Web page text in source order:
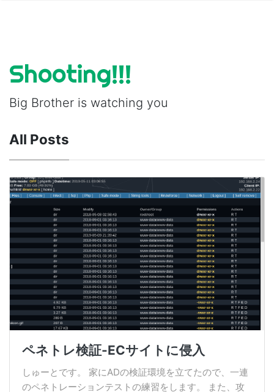
Shooting!!!
Big Brother is watching you
All Posts
ペネトレ検証-ECサイトに侵入
しゅーとです。 家にADの検証環境を立てたので、一連
のペネトレーションテストの練習をします。 また、攻